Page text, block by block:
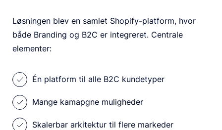
Løsningen blev en samlet Shopify-platform, hvor
både Branding og B2C er integreret. Centrale
elementer:
Én platform til alle B2C kundetyper
Mange kamapgne muligheder
Skalerbar arkitektur til flere markeder